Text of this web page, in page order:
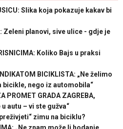
Slika koja pokazuje kakav bi
Zeleni planovi, sive ulice - gdje je
Koliko Bajs u praksi
BICIKLISTA: „Ne želimo
bicikle, nego iz automobila“
PROMET GRADA ZAGREBA,
u autu – vi ste gužva“
zimu na biciklu?